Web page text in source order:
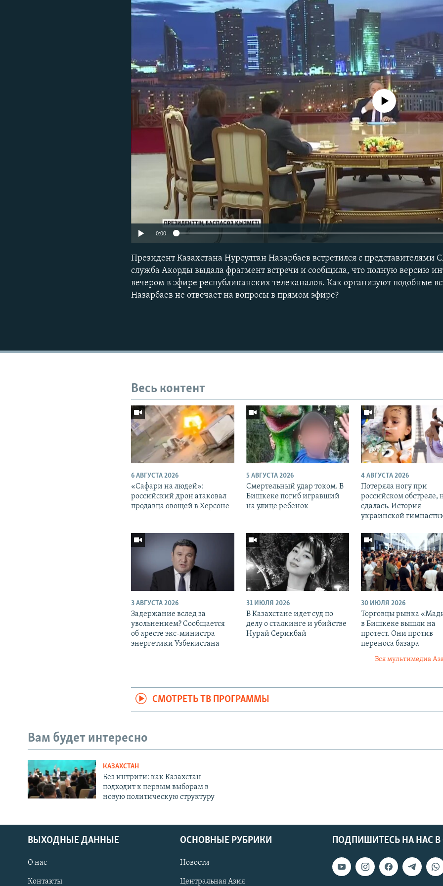
No media source currently
0:00
Президент Казахстана Нурсултан Назарбаев встретился с
служба Акорды выдала фрагмент встречи и сообщила, что полную версию
вечером в эфире республиканских телеканалов. Как организуют подобные
Назарбаев не отвечает на вопросы в прямом эфире?
Весь контент
6 АВГУСТА 2026
«Cафари на людей»:
российский дрон атаковал
продавца овощей в Херсоне
5 АВГУСТА 2026
Смертельный удар током. В
Бишкеке погиб игравший
на улице ребенок
4 АВГУСТА 2026
Потеряла ногу при
российском обстреле,
сдалась. История
украинской
3 АВГУСТА 2026
Задержание вслед за
увольнением? Сообщается
об аресте экс-министра
энергетики Узбекистана
31 ИЮЛЯ 2026
В Казахстане идет суд по
делу о сталкинге и убийстве
Нурай Серикбай
30 ИЮЛЯ 2026
Торговцы рынка
в Бишкеке вышли на
протест. Они против
переноса базара
Вся мультимедиа
СМОТРЕТЬ ТВ ПРОГРАММЫ
Вам будет интересно
КАЗАХСТАН
Без интриги: как Казахстан
подходит к первым выборам в
новую политическую структуру
ПОДПИШИТЕСЬ НА НАС В
ВЫХОДНЫЕ ДАННЫЕ
О нас
Контакты
ОСНОВНЫЕ РУБРИКИ
Новости
Центральная Азия